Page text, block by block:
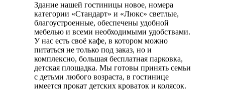
Здание нашей гостиницы новое, номера
категории «Стандарт» и «Люкс» светлые,
благоустроенные, обеспечены удобной
мебелью и всеми необходимыми удобствами.
У нас есть своё кафе, в котором можно
питаться не только под заказ, но и
комплексно, большая бесплатная парковка,
детская площадка. Мы готовы принять семьи
с детьми любого возраста, в гостинице
имеется прокат детских кроваток и колясок.